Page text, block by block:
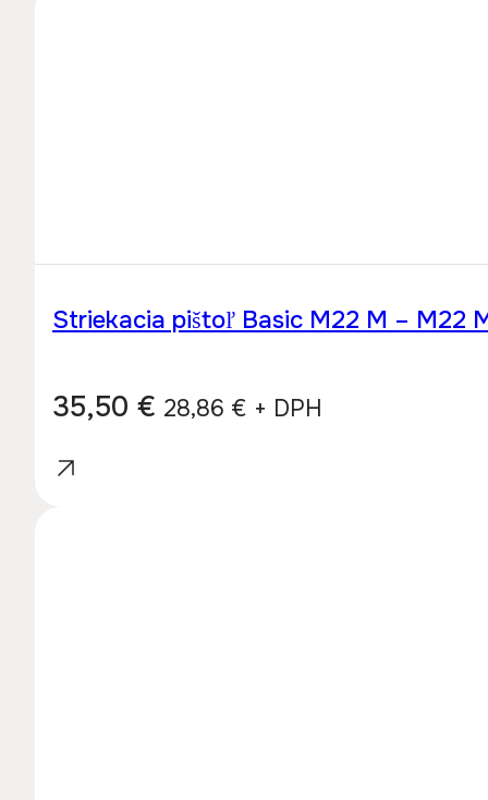
Striekacia pištoľ Basic M22 M – M22
35,50 € 28,86 € + DPH